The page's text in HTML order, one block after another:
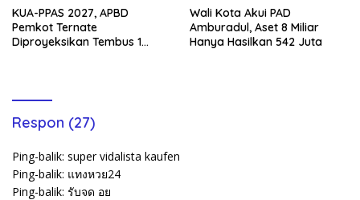
KUA-PPAS 2027, APBD
Pemkot Ternate
Diproyeksikan Tembus 1
Wali Kota Akui PAD
Amburadul, Aset 8 Miliar
Hanya Hasilkan 542 Juta
Respon (27)
Ping-balik: super vidalista kaufen
Ping-balik: แทงหวย24
Ping-balik: รับจด อย